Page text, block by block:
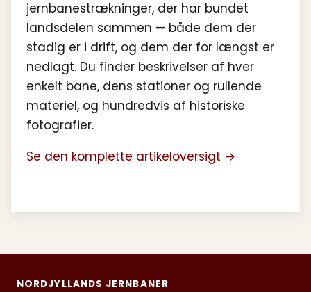
jernbanestrækninger, der har bundet
landsdelen sammen — både dem der
stadig er i drift, og dem der for længst er
nedlagt. Du finder beskrivelser af hver
enkelt bane, dens stationer og rullende
materiel, og hundredvis af historiske
fotografier.
Se den komplette artikeloversigt →
NORDJYLLANDS JERNBANER